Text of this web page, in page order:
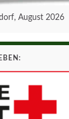
August 2026